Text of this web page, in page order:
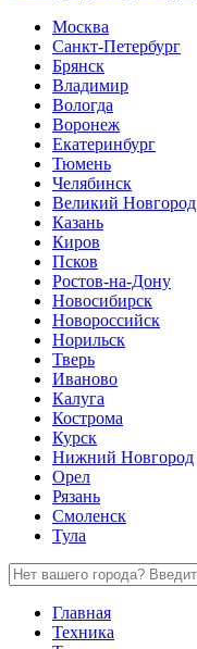
Москва
Санкт-Петербург
Брянск
Владимир
Вологда
Воронеж
Екатеринбург
Тюмень
Челябинск
Великий Новгород
Казань
Киров
Псков
Ростов-на-Дону
Новосибирск
Новороссийск
Норильск
Тверь
Иваново
Калуга
Кострома
Курск
Нижний Новгород
Орел
Рязань
Смоленск
Тула
Главная
Техника